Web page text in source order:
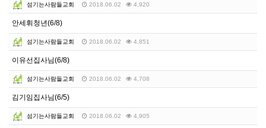
섬기는사람들교회 2018.06.02 4,920
안세휘청년(6/8)
섬기는사람들교회 2018.06.02 4,851
이유선집사님(6/8)
섬기는사람들교회 2018.06.02 4,708
김기임집사님(6/5)
섬기는사람들교회 2018.06.02 4,905